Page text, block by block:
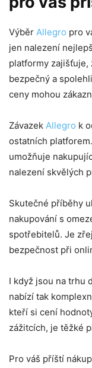
Výběr Allegro pro
jen nalezení
platformy zajišťuje,
bezpečný a
ceny mohou
Závazek Allegro k
ostatních
umožňuje
nalezení skvělých
Skutečné příběhy
nakupování s
spotřebitelů. Je
bezpečnost při
I když jsou na trhu
nabízí tak
kteří si cení
zážitcích, je těžké
Pro váš příští